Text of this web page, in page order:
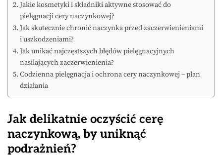
Jakie kosmetyki i składniki aktywne stosować do
pielęgnacji cery naczynkowej?
Jak skutecznie chronić naczynka przed zaczerwienieniami
i uszkodzeniami?
Jak unikać najczęstszych błędów pielęgnacyjnych
nasilających zaczerwienienia?
Codzienna pielęgnacja i ochrona cery naczynkowej – plan
działania
Jak delikatnie oczyścić cerę
naczynkową, by uniknąć
podrażnień?